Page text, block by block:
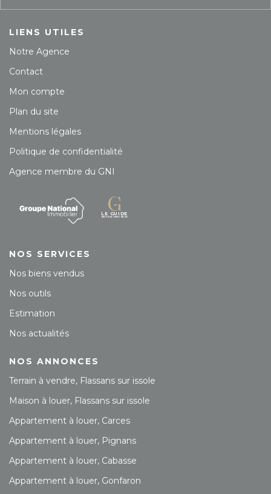
LIENS UTILES
Notre Agence
Contact
Mon compte
Plan du site
Mentions légales
Politique de confidentialité
Agence membre du GNI
NOS SERVICES
Nos biens vendus
Nos outils
Estimation
Nos actualités
NOS ANNONCES
Terrain à vendre, Flassans sur issole
Maison à louer, Flassans sur issole
Appartement à louer, Carces
Appartement à louer, Pignans
Appartement à louer, Cabasse
Appartement à louer, Gonfaron